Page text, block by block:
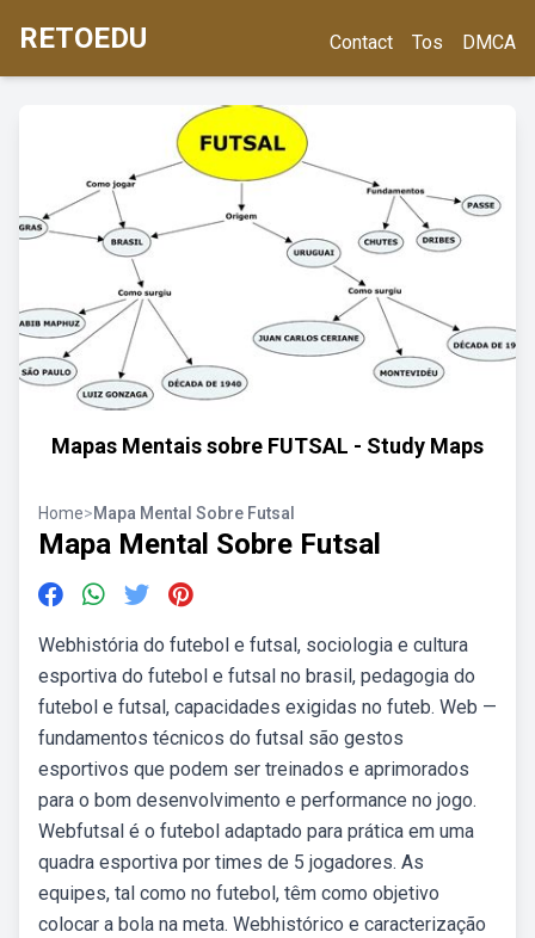
RETOEDU Contact Tos DMCA
Mapas Mentais sobre FUTSAL - Study Maps
Home>Mapa Mental Sobre Futsal
Mapa Mental Sobre Futsal
Webhistória do futebol e futsal, sociologia e cultura
esportiva do futebol e futsal no brasil, pedagogia do
futebol e futsal, capacidades exigidas no futeb. Web —
fundamentos técnicos do futsal são gestos
esportivos que podem ser treinados e aprimorados
para o bom desenvolvimento e performance no jogo.
Webfutsal é o futebol adaptado para prática em uma
quadra esportiva por times de 5 jogadores. As
equipes, tal como no futebol, têm como objetivo
colocar a bola na meta. Webhistórico e caracterização